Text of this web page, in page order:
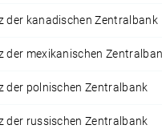
der kanadischen Zentralbank
der mexikanischen
der polnischen Zentralbank
der russischen Zentralbank